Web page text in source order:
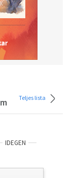
Teljes lista
IDEGEN